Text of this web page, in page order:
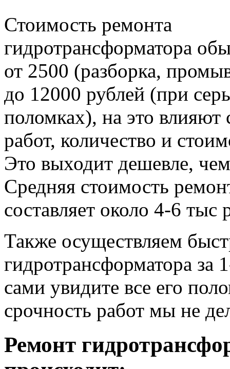
Стоимость ремонта
гидротрансформатора
от 2500 (разборка,
до 12000 рублей (при
поломках), на это влияют
работ, количество и
Это выходит дешевле,
Средняя стоимость
составляет около 4-6 тыс
Также осуществляем
гидротрансформатора
сами увидите все его
срочность работ мы не
Ремонт